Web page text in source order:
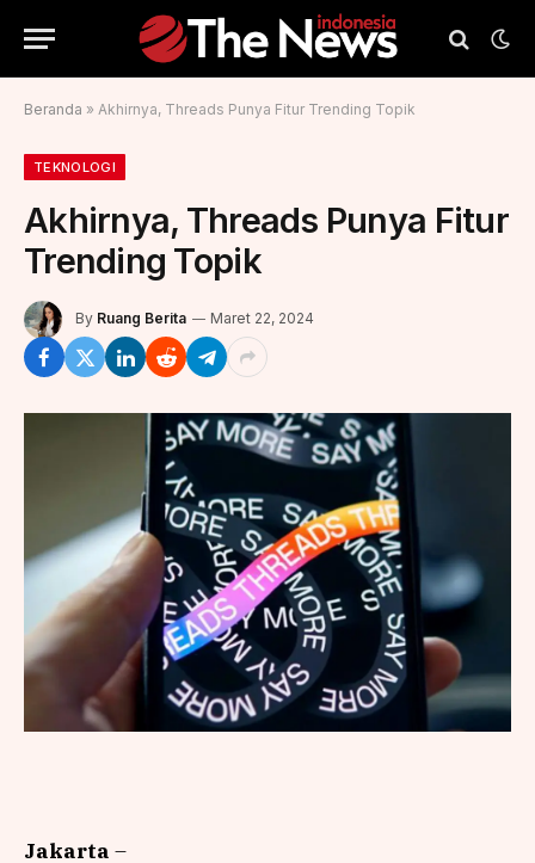
Beranda » Akhirnya, Threads Punya Fitur Trending Topik
TEKNOLOGI
Akhirnya, Threads Punya Fitur
Trending Topik
By Ruang Berita Maret 22, 2024
Jakarta –